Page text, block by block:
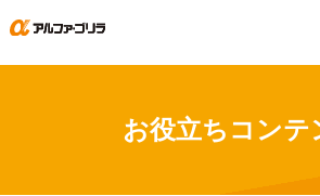
お役立ちコンテ